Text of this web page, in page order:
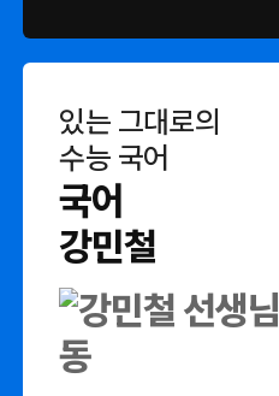
있는 그대로의
수능 국어
국어
강민철